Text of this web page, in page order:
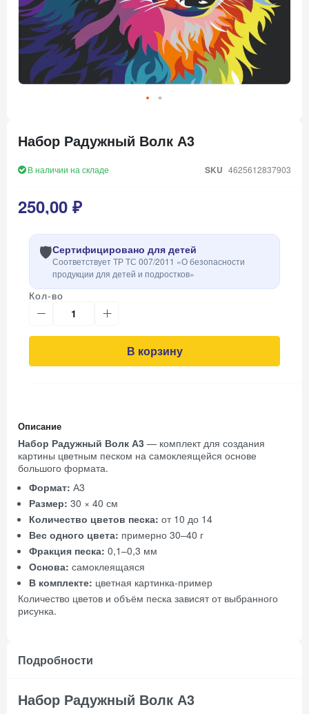
началу
галереи
Набор Радужный Волк А3
В наличии на складе SKU 4625612837903
250,00 ₽
🛡️Сертифицировано для детей
Соответствует ТР ТС 007/2011 «О безопасности
продукции для детей и подростков»
Кол-во
В корзину
Описание
Набор Радужный Волк А3 — комплект для создания
картины цветным песком на самоклеящейся основе
большого формата.
Формат: А3
Размер: 30 × 40 см
Количество цветов песка: от 10 до 14
Вес одного цвета: примерно 30–40 г
Фракция песка: 0,1–0,3 мм
Основа: самоклеящаяся
В комплекте: цветная картинка-пример
Количество цветов и объём песка зависят от выбранного
рисунка.
Подробности
Набор Радужный Волк А3